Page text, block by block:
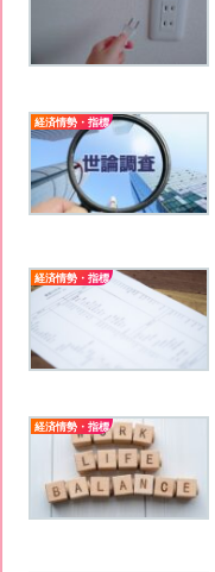
経済情勢・指標
経済情勢・指標
経済情勢・指標